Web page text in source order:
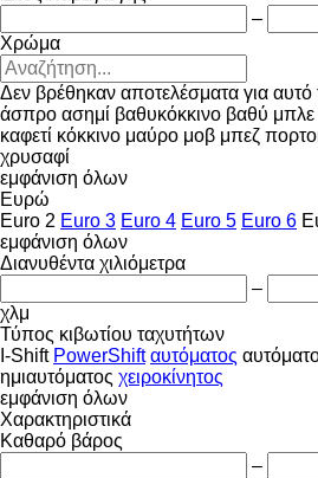
–
Χρώμα
Δεν βρέθηκαν αποτελέσματα για
άσπρο ασημί βαθυκόκκινο βαθύ μπλε
καφετί κόκκινο μαύρο μοβ μπεζ
χρυσαφί
εμφάνιση όλων
Ευρώ
Euro 2 Euro 3 Euro 4 Euro 5 Euro 6
εμφάνιση όλων
Διανυθέντα χιλιόμετρα
–
χλμ
Τύπος κιβωτίου ταχυτήτων
I-Shift PowerShift αυτόματος
ημιαυτόματος χειροκίνητος
εμφάνιση όλων
Χαρακτηριστικά
Καθαρό βάρος
–